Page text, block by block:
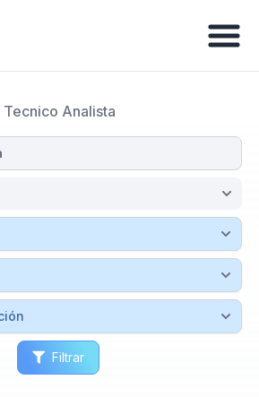
Tecnico Analista
Filtrar